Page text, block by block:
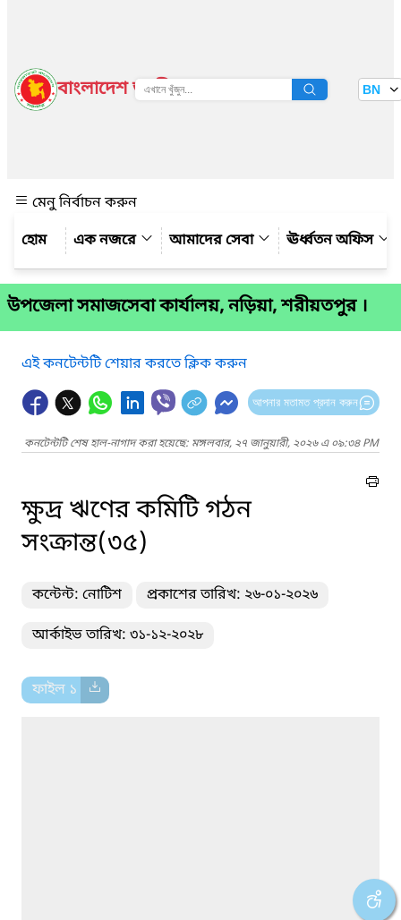
বাংলাদেশ জাতীয় তথ্য বাতায়ন BN
মেনু নির্বাচন করুন
এক নজরে
আমাদের সেবা ঊর্ধ্বতন অফিস
উপজেলা সমাজসেবা কার্যালয়, নড়িয়া, শরীয়তপুর ।
এই কনটেন্টটি শেয়ার করতে ক্লিক করুন
আপনার মতামত প্রদান করুন
কনটেন্টটি শেষ হাল-নাগাদ করা হয়েছে: মঙ্গলবার, ২৭ জানুয়ারী, ২০২৬ এ ০৯:৩৪ PM
ক্ষুদ্র ঋণের কমিটি গঠন
সংক্রান্ত(৩৫)
কন্টেন্ট: নোটিশ প্রকাশের তারিখ: ২৬-০১-২০২৬
আর্কাইভ তারিখ: ৩১-১২-২০২৮
ফাইল ১